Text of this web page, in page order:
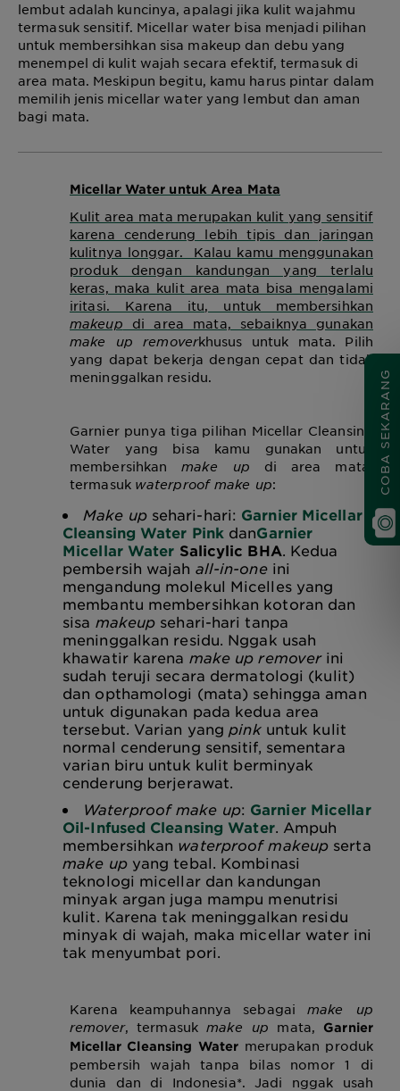
lembut adalah kuncinya, apalagi jika kulit wajahmu
termasuk sensitif. Micellar water bisa menjadi pilihan
untuk membersihkan sisa makeup dan debu yang
menempel di kulit wajah secara efektif, termasuk di
area mata. Meskipun begitu, kamu harus pintar dalam
memilih jenis micellar water yang lembut dan aman
bagi mata.
Micellar Water untuk Area Mata
Kulit area mata merupakan kulit yang sensitif
karena cenderung lebih tipis dan jaringan
kulitnya longgar. Kalau kamu menggunakan
produk dengan kandungan yang terlalu
keras, maka kulit area mata bisa mengalami
iritasi. Karena itu, untuk membersihkan
makeup di area mata, sebaiknya gunakan
make up removerkhusus untuk mata. Pilih
yang dapat bekerja dengan cepat dan tidak
meninggalkan residu.
Garnier punya tiga pilihan Micellar Cleansing
Water yang bisa kamu gunakan untuk
membersihkanmake up di area mata,
termasuk waterproof make up:
Make upsehari-hari: Garnier Micellar
Cleansing Water Pink danGarnier
Micellar Water Salicylic BHA. Kedua
pembersih wajah all-in-oneini
mengandung molekul Micelles yang
membantu membersihkan kotoran dan
sisa makeup sehari-hari tanpa
meninggalkan residu. Nggak usah
khawatir karena make up removerini
sudah teruji secara dermatologi (kulit)
dan opthamologi (mata) sehingga aman
untuk digunakan pada kedua area
tersebut. Varian yangpinkuntuk kulit
normal cenderung sensitif, sementara
varian biru untuk kulit berminyak
cenderung berjerawat.
Waterproof make up: Garnier Micellar
Oil-Infused Cleansing Water. Ampuh
membersihkan waterproof makeup serta
make upyang tebal. Kombinasi
teknologi micellar dan kandungan
minyak argan juga mampu menutrisi
kulit. Karena tak meninggalkan residu
minyak di wajah, maka micellar water ini
tak menyumbat pori.
Karena keampuhannya sebagaimake up
remover, termasukmake up mata, Garnier
Micellar Cleansing Water merupakan produk
pembersih wajah tanpa bilas nomor 1 di
dunia dan di Indonesia*. Jadi nggak usah
COBA SEKARANG